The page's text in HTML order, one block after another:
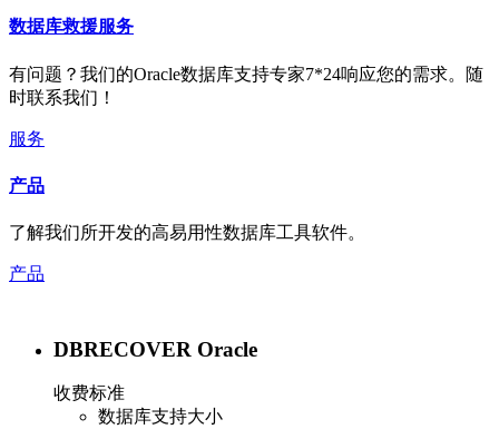
数据库救援服务
有问题？我们的Oracle数据库支持专家7*24响应您的需求。随
时联系我们！
服务
产品
了解我们所开发的高易用性数据库工具软件。
产品
DBRECOVER Oracle
收费标准
数据库支持大小